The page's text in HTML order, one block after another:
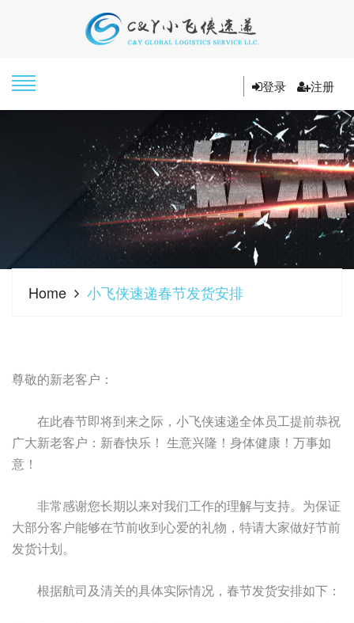
登录 注册
Home 小飞侠速递春节发货安排
尊敬的新老客户：
在此春节即将到来之际，小飞侠速递全体员工提前恭祝
广大新老客户：新春快乐！
生意兴隆！身体健康！万事如
意！
非常感谢您长期以来对我们工作的理解与支持。为保证
大部分客户能够在节前收到心爱的礼物，特请大家做好节前
发货计划。
根据航司及清关的具体实际情况，春节发货安排如下：